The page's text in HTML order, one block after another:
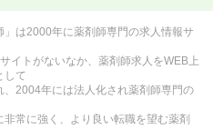
は2000年に薬剤師専門の求人情報サ
イトがないなか、薬剤師求人をWEB上
して
2004年には法人化され薬剤師専門の
常に強く、より良い転職を望む薬剤